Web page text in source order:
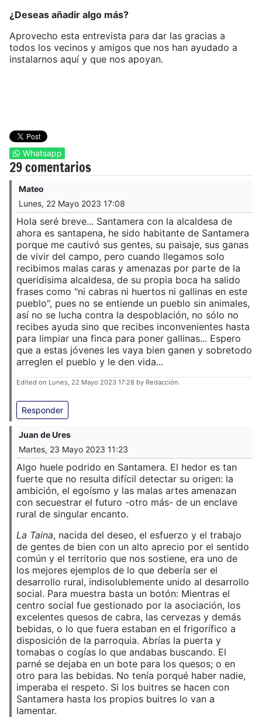
¿Deseas añadir algo más?
Aprovecho esta entrevista para dar las gracias a
todos los vecinos y amigos que nos han ayudado a
instalarnos aquí y que nos apoyan.
Whatsapp
29 comentarios
Mateo
Lunes, 22 Mayo 2023 17:08
Hola seré breve... Santamera con la alcaldesa de
ahora es santapena, he sido habitante de Santamera
porque me cautivó sus gentes, su paisaje, sus ganas
de vivir del campo, pero cuando llegamos solo
recibimos malas caras y amenazas por parte de la
queridisima alcaldesa, de su propia boca ha salido
frases como "ni cabras ni huertos ni gallinas en este
pueblo", pues no se entiende un pueblo sin animales,
así no se lucha contra la despoblación, no sólo no
recibes ayuda sino que recibes inconvenientes hasta
para limpiar una finca para poner gallinas... Espero
que a estas jóvenes les vaya bien ganen y sobretodo
arreglen el pueblo y le den vida...
Edited on Lunes, 22 Mayo 2023 17:28 by Redacción.
Responder
Juan de Ures
Martes, 23 Mayo 2023 11:23
Algo huele podrido en Santamera. El hedor es tan
fuerte que no resulta difícil detectar su origen: la
ambición, el egoísmo y las malas artes amenazan
con secuestrar el futuro -otro más- de un enclave
rural de singular encanto.
La Taina, nacida del deseo, el esfuerzo y el trabajo
de gentes de bien con un alto aprecio por el sentido
común y el territorio que nos sostiene, era uno de
los mejores ejemplos de lo que debería ser el
desarrollo rural, indisolublemente unido al desarrollo
social. Para muestra basta un botón: Mientras el
centro social fue gestionado por la asociación, los
excelentes quesos de cabra, las cervezas y demás
bebidas, o lo que fuera estaban en el frigorífico a
disposición de la parroquia. Abrías la puerta y
tomabas o cogías lo que andabas buscando. El
parné se dejaba en un bote para los quesos; o en
otro para las bebidas. No tenía porqué haber nadie,
imperaba el respeto. Si los buitres se hacen con
Santamera hasta los propios buitres lo van a
lamentar.